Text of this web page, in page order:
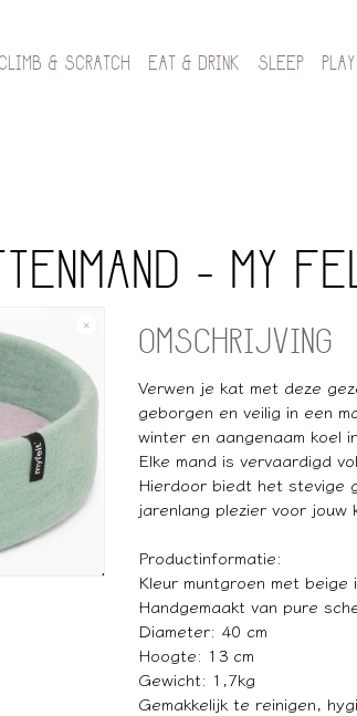
CLIMB & SCRATCH EAT & DRINK SLEEP PLAY
- MY
OMSCHRIJVING
Verwen je kat met deze
geborgen en veilig in een
winter en aangenaam koel
Elke mand is vervaardigd
Hierdoor biedt het stevige
jarenlang plezier voor jouw
Productinformatie:
Kleur muntgroen met beige
Handgemaakt van pure
Diameter: 40 cm
Hoogte: 13 cm
Gewicht: 1,7kg
Gemakkelijk te reinigen,